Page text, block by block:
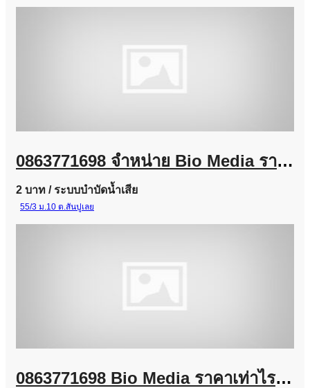
0863771698 จำหน่าย Bio Media ราคาส่ง สำหรับโรงงานและงานระบบบำบัดน้ำเสีย
2 บาท / ระบบบำบัดน้ำเสีย
55/3 ม.10 ต.สันปูเลย
0863771698 Bio Media ราคาเท่าไร? จำหน่ายจากโรงงานผู้ผลิต